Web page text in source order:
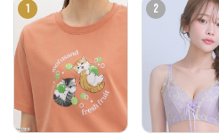
1 2
クロスプラス オン
公式EC